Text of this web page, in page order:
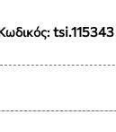
tsi.115343